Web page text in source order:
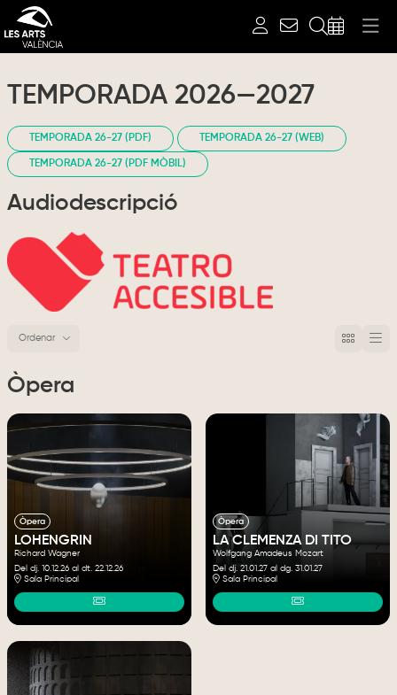
TEMPORADA 2026—2027
TEMPORADA 26-27 (PDF) TEMPORADA 26-27 (WEB)
TEMPORADA 26-27 (PDF MÒBIL)
Audiodescripció
Ordenar
Òpera
Òpera
LOHENGRIN
Richard Wagner
Del dj. 10.12.26al dt. 22.12.26
Sala Principal
Òpera
LA CLEMENZA DI TITO
Wolfgang Amadeus Mozart
Del dj. 21.01.27al dg. 31.01.27
Sala Principal